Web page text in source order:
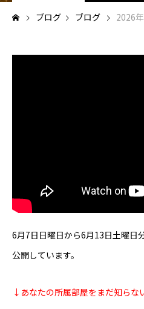
記事カテゴリー
ブログ
社会
テニス四大大会・五輪
ブログ ブログ 2026年6
6月7日日曜日から6月13日土曜日
公開しています。
↓あなたの所属部屋をまだ知らな